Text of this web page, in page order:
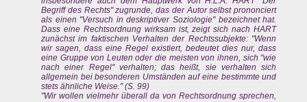
Begriff des Rechts" zugrunde, das der Autor selbst prononciert
als einen "Versuch in deskriptiver Soziologie" bezeichnet hat.
Dass eine Rechtsordnung wirksam ist, zeigt sich nach HART
zunächst im faktischen Verhalten der Rechtssubjekte: "Wenn
wir sagen, dass eine Regel existiert, bedeutet dies nur, dass
eine Gruppe von Leuten oder die meisten von ihnen, sich "wie
nach einer Regel" verhalten; das heißt, sie verhalten sich
allgemein bei besonderen Umständen auf eine bestimmte und
stets ähnliche Weise." (S. 99)
"Wir wollen vielmehr überall da von Rechtsordnung sprechen,